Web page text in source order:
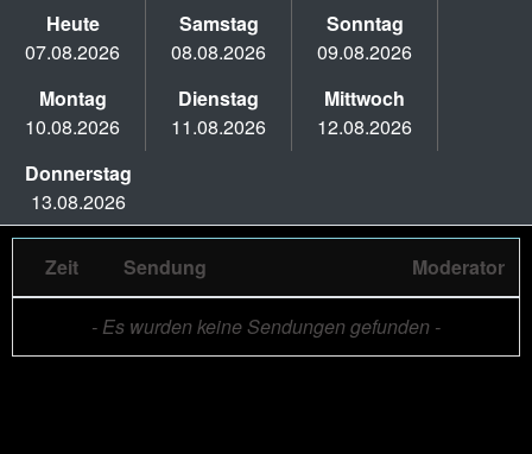
Heute
07.08.2026
Samstag
08.08.2026
Sonntag
09.08.2026
Montag
10.08.2026
Dienstag
11.08.2026
Mittwoch
12.08.2026
Donnerstag
13.08.2026
Zeit Sendung Moderator
- Es wurden keine Sendungen gefunden -